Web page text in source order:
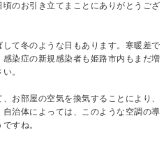
のお引き立てまことにありがとうござ
て冬のような日もあります。寒暖差で
染症の新規感染者も姫路市内もまだ増
。
お部屋の空気を換気することにより、
治体によっては、このような空調の導
すね。